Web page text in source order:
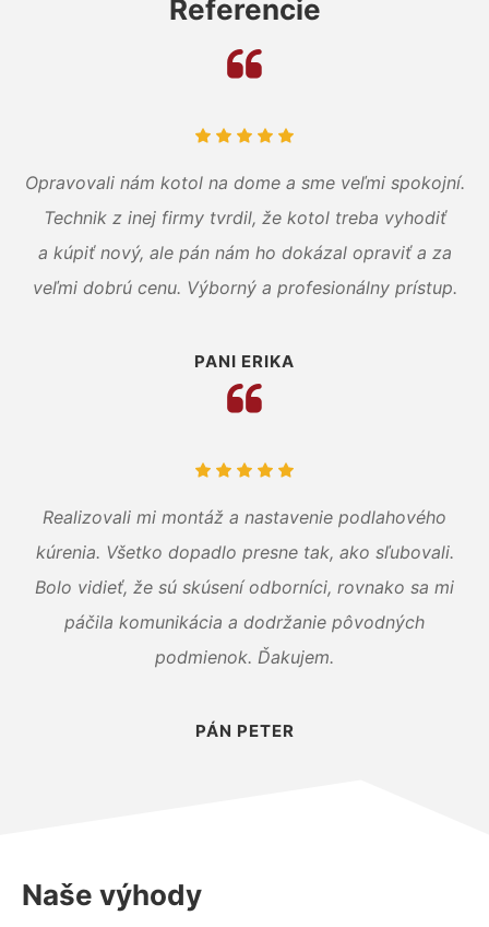
Referencie
Opravovali nám kotol na dome a sme veľmi spokojní.
Technik z inej firmy tvrdil, že kotol treba vyhodiť
a kúpiť nový, ale pán nám ho dokázal opraviť a za
veľmi dobrú cenu. Výborný a profesionálny prístup.
PANI ERIKA
Realizovali mi montáž a nastavenie podlahového
kúrenia. Všetko dopadlo presne tak, ako sľubovali.
Bolo vidieť, že sú skúsení odborníci, rovnako sa mi
páčila komunikácia a dodržanie pôvodných
podmienok. Ďakujem.
PÁN PETER
Naše výhody